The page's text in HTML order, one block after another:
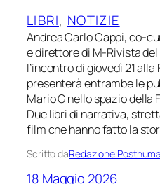
LIBRI, NOTIZIE
Andrea Carlo Cappi, co-
e direttore di M-Rivista
l’incontro di giovedì 21
presenterà entrambe le
Mario G nello spazio della
Due libri di narrativa,
film che hanno fatto la
Scritto daRedazione
18 Maggio 2026